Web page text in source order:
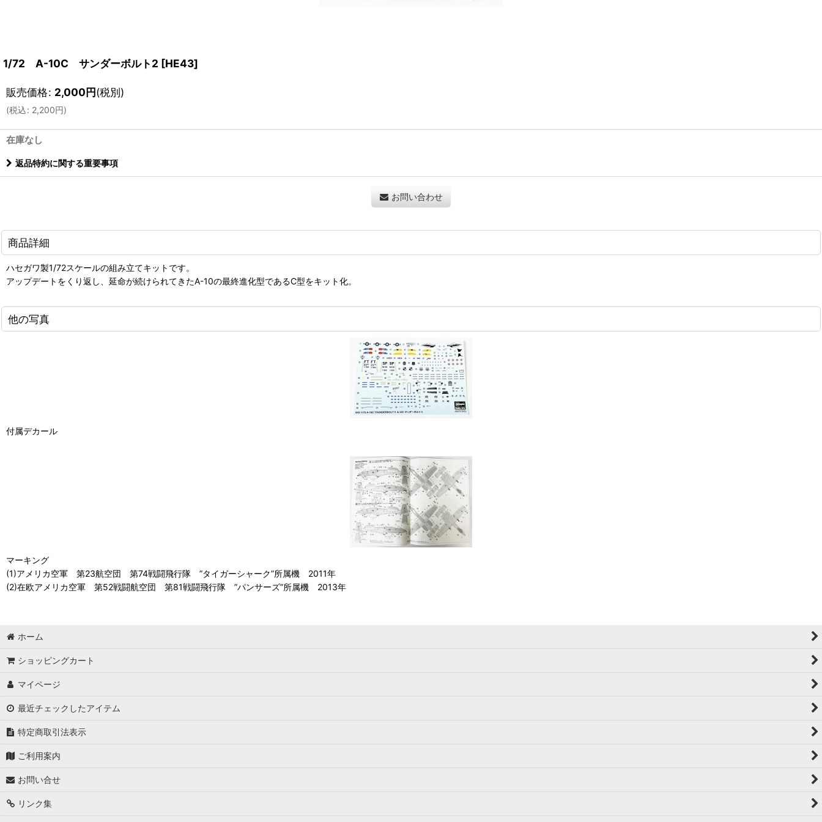
1/72 A-10C サンダーボルト2 [HE43]
販売価格: 2,000円(税別)
(税込: 2,200円)
在庫なし
返品特約に関する重要事項
お問い合わせ
商品詳細
ハセガワ製1/72スケールの組み立てキットです。
アップデートをくり返し、延命が続けられてきたA-10の最終進化型であるC型をキット化。
他の写真
付属デカール
マーキング
(1)アメリカ空軍 第23航空団 第74戦闘飛行隊 ”タイガーシャーク”所属機 2011年
(2)在欧アメリカ空軍 第52戦闘航空団 第81戦闘飛行隊 ”パンサーズ”所属機 2013年
ホーム
ショッピングカート
マイページ
最近チェックしたアイテム
特定商取引法表示
ご利用案内
お問い合せ
リンク集